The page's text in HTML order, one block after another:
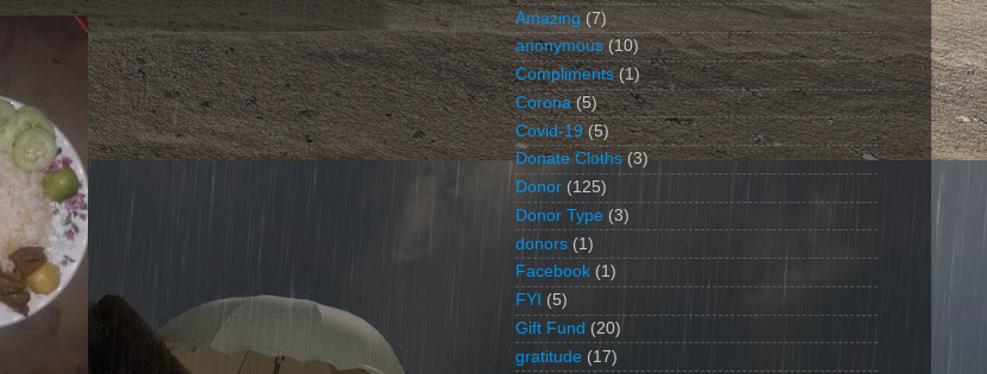
Amazing (7)
anonymous (10)
Compliments (1)
Corona (5)
Covid-19 (5)
Donate Cloths (3)
Donor (125)
Donor Type (3)
donors (1)
Facebook (1)
FYI (5)
Gift Fund (20)
gratitude (17)